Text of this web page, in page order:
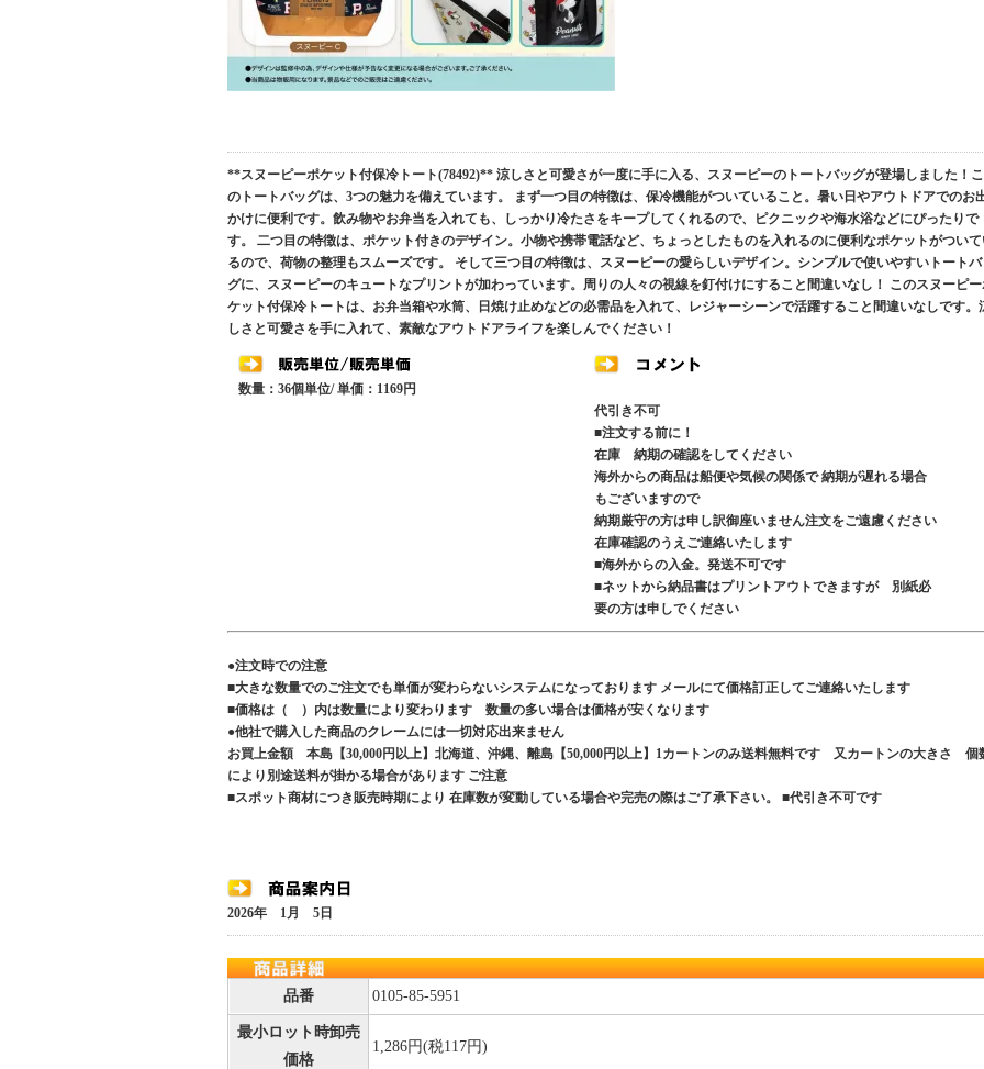
**スヌーピーポケット付保冷トート(78492)** 涼しさと可愛さが一度に手に入る、スヌーピーのトートバッグが登場しました！こ
のトートバッグは、3つの魅力を備えています。 まず一つ目の特徴は、保冷機能がついていること。暑い日やアウトドアでのお
かけに便利です。飲み物やお弁当を入れても、しっかり冷たさをキープしてくれるので、ピクニックや海水浴などにぴったりで
す。 二つ目の特徴は、ポケット付きのデザイン。小物や携帯電話など、ちょっとしたものを入れるのに便利なポケットがつい
るので、荷物の整理もスムーズです。 そして三つ目の特徴は、スヌーピーの愛らしいデザイン。シンプルで使いやすいトート
グに、スヌーピーのキュートなプリントが加わっています。周りの人々の視線を釘付けにすること間違いなし！ このスヌーピ
ケット付保冷トートは、お弁当箱や水筒、日焼け止めなどの必需品を入れて、レジャーシーンで活躍すること間違いなしです。
しさと可愛さを手に入れて、素敵なアウトドアライフを楽しんでください！
数量：36個単位/ 単価：1169円
代引き不可
■注文する前に！
在庫 納期の確認をしてください
海外からの商品は船便や気候の関係で 納期が遅れる場合
もございますので
納期厳守の方は申し訳御座いません注文をご遠慮ください
在庫確認のうえご連絡いたします
■海外からの入金。発送不可です
■ネットから納品書はプリントアウトできますが 別紙必
要の方は申しでください
●注文時での注意
■大きな数量でのご注文でも単価が変わらないシステムになっております メールにて価格訂正してご連絡いたします
■価格は（ ）内は数量により変わります 数量の多い場合は価格が安くなります
●他社で購入した商品のクレームには一切対応出来ません
お買上金額 本島【30,000円以上】北海道、沖縄、離島【50,000円以上】1カートンのみ送料無料です 又カートンの大きさ 個
により別途送料が掛かる場合があります ご注意
■スポット商材につき販売時期により 在庫数が変動している場合や完売の際はご了承下さい。 ■代引き不可です
2026年 1月 5日
品番 0105-85-5951
最小ロット時卸売
価格
1,286円(税117円)